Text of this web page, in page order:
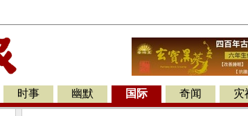
时事 幽默 国际 奇闻 灾